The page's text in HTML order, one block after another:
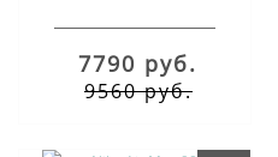
7790 руб.
9560 руб.